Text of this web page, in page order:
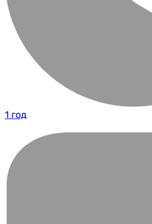
1 год